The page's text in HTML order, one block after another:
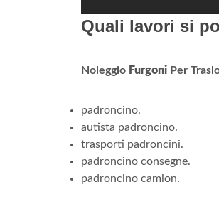
Quali lavori si
Noleggio Furgoni Per
padroncino.
autista padroncino.
trasporti padroncini.
padroncino consegne.
padroncino camion.